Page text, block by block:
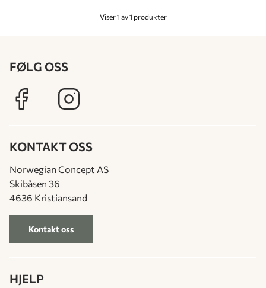
Viser 1 av 1 produkter
FØLG OSS
KONTAKT OSS
Norwegian Concept AS
Skibåsen 36
4636 Kristiansand
Kontakt oss
HJELP